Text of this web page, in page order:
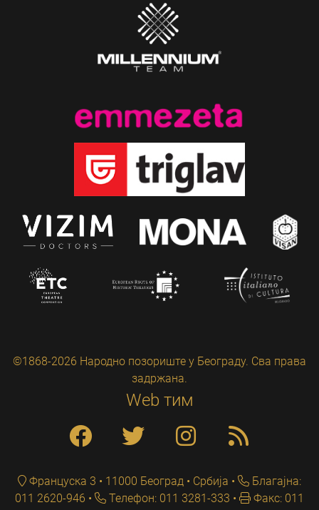
©1868-2026 Народно позориште у Београду. Сва права
задржана.
Web тим
Француска 3 • 11000 Београд • Србија
Благајна:
011 2620-946
Телефон: 011 3281-333
Факс: 011